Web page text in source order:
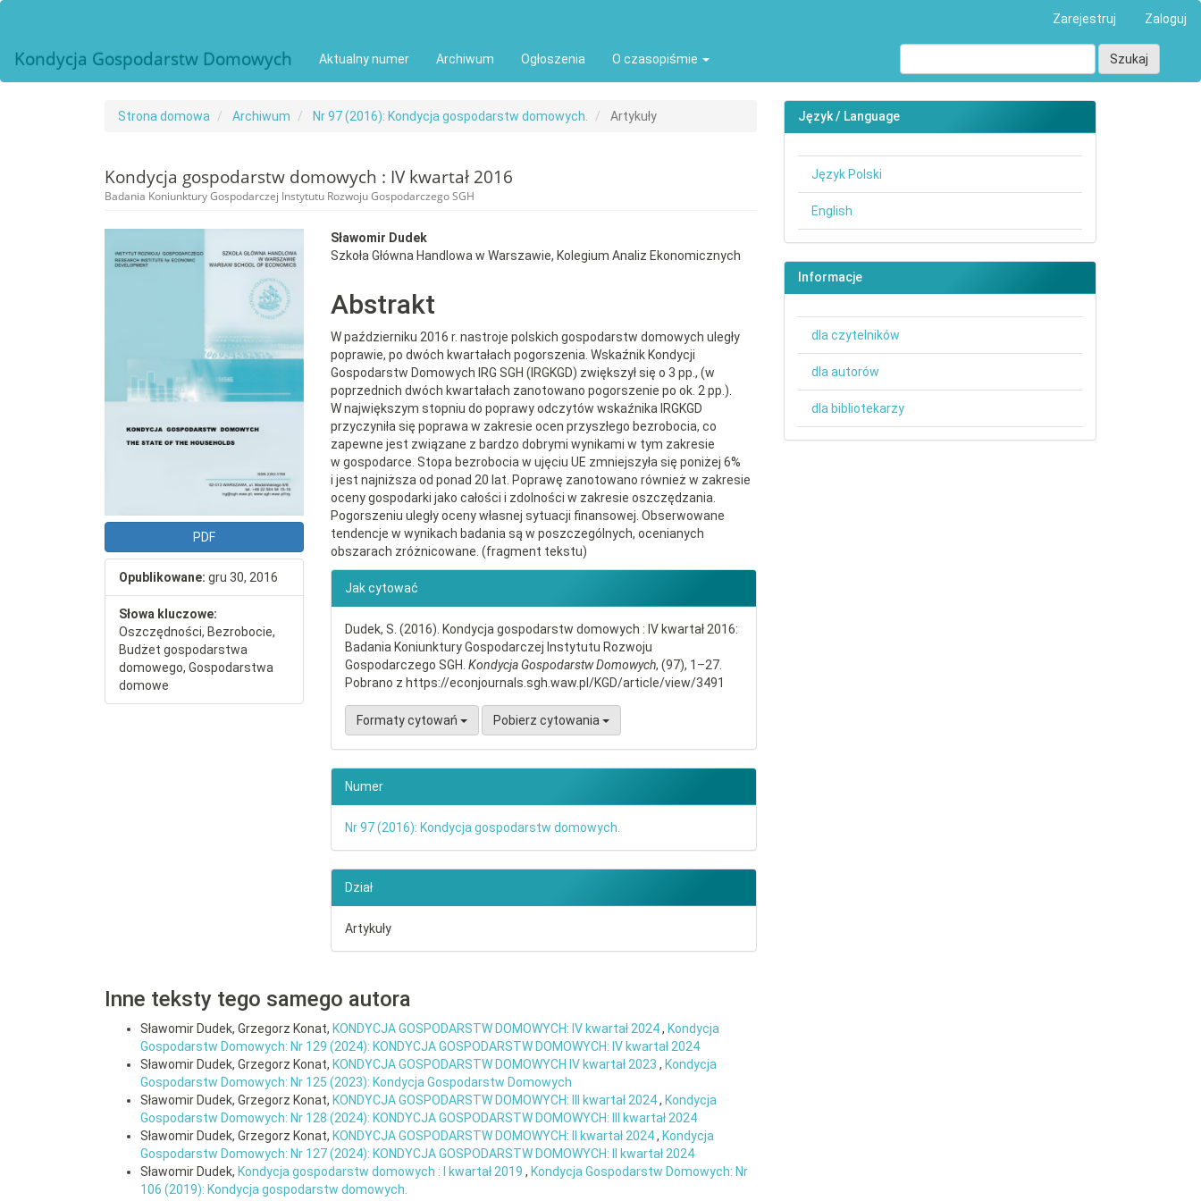
Zarejestruj Zaloguj
Kondycja Gospodarstw Domowych Aktualny numer Archiwum Ogłoszenia O czasopiśmie Szukaj
Strona domowa Archiwum Nr 97 (2016): Kondycja gospodarstw domowych. Artykuły
Kondycja gospodarstw domowych : IV kwartał 2016
Badania Koniunktury Gospodarczej Instytutu Rozwoju Gospodarczego SGH
##plugins.themes.bootstrap3.article.sidebar##
PDF
Opublikowane: gru 30, 2016
Słowa kluczowe:
Oszczędności, Bezrobocie,
Budżet gospodarstwa
domowego, Gospodarstwa
domowe
##plugins.themes.bootstrap3.article.main##
Sławomir Dudek
Szkoła Główna Handlowa w Warszawie, Kolegium Analiz Ekonomicznych
Abstrakt
W październiku 2016 r. nastroje polskich gospodarstw domowych uległy
poprawie, po dwóch kwartałach pogorszenia. Wskaźnik Kondycji
Gospodarstw Domowych IRG SGH (IRGKGD) zwiększył się o 3 pp., (w
poprzednich dwóch kwartałach zanotowano pogorszenie po ok. 2 pp.).
W największym stopniu do poprawy odczytów wskaźnika IRGKGD
przyczyniła się poprawa w zakresie ocen przyszłego bezrobocia, co
zapewne jest związane z bardzo dobrymi wynikami w tym zakresie
w gospodarce. Stopa bezrobocia w ujęciu UE zmniejszyła się poniżej 6%
i jest najniższa od ponad 20 lat. Poprawę zanotowano również w zakresie
oceny gospodarki jako całości i zdolności w zakresie oszczędzania.
Pogorszeniu uległy oceny własnej sytuacji finansowej. Obserwowane
tendencje w wynikach badania są w poszczególnych, ocenianych
obszarach zróżnicowane. (fragment tekstu)
##plugins.themes.bootstrap3.article.details##
Jak cytować
Dudek, S. (2016). Kondycja gospodarstw domowych : IV kwartał 2016:
Badania Koniunktury Gospodarczej Instytutu Rozwoju
Gospodarczego SGH.Kondycja Gospodarstw Domowych, (97), 1–27.
Pobrano z https://econjournals.sgh.waw.pl/KGD/article/view/3491
Formaty cytowań Pobierz cytowania
Numer
Nr 97 (2016): Kondycja gospodarstw domowych.
Dział
Artykuły
Inne teksty tego samego autora
Sławomir Dudek, Grzegorz Konat, KONDYCJA GOSPODARSTW DOMOWYCH: IV kwartał 2024, Kondycja
Gospodarstw Domowych: Nr 129 (2024): KONDYCJA GOSPODARSTW DOMOWYCH: IV kwartał 2024
Sławomir Dudek, Grzegorz Konat, KONDYCJA GOSPODARSTW DOMOWYCH IV kwartał 2023 , Kondycja
Gospodarstw Domowych: Nr 125 (2023): Kondycja Gospodarstw Domowych
Sławomir Dudek, Grzegorz Konat, KONDYCJA GOSPODARSTW DOMOWYCH: III kwartał 2024, Kondycja
Gospodarstw Domowych: Nr 128 (2024): KONDYCJA GOSPODARSTW DOMOWYCH: III kwartał 2024
Sławomir Dudek, Grzegorz Konat, KONDYCJA GOSPODARSTW DOMOWYCH: II kwartał 2024, Kondycja
Gospodarstw Domowych: Nr 127 (2024): KONDYCJA GOSPODARSTW DOMOWYCH: II kwartał 2024
Sławomir Dudek, Kondycja gospodarstw domowych : I kwartał 2019 , Kondycja Gospodarstw Domowych: Nr
106 (2019): Kondycja gospodarstw domowych.
Język / Language
Język Polski
English
Informacje
dla czytelników
dla autorów
dla bibliotekarzy